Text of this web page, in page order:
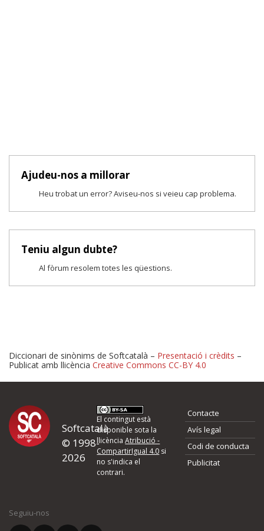
Ajudeu-nos a millorar
Heu trobat un error? Aviseu-nos si veieu cap problema.
Teniu algun dubte?
Al fòrum resolem totes les qüestions.
Proposeu-nos millores o
d'errors
Si heu trobat un error o voleu proposar alguna millora, ompliu els
quina és la millora que proposeu o l'error del qual voleu informar-
Diccionari de sinònims de Softcatalà – Presentació i crèdits –
Publicat amb llicència Creative Commons CC-BY 4.0
Softcatalà
© 1998-
2026
El contingut està
disponible sota la
llicènciaAtribució -
CompartirIgual 4.0 si
no s'indica el
contrari.
Contacte
Avís legal
Codi de conducta
Publicitat
Seguiu-nos